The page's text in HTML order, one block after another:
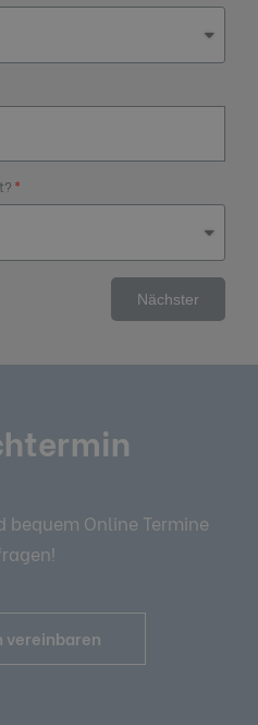
bequem Online Termine
vereinbaren